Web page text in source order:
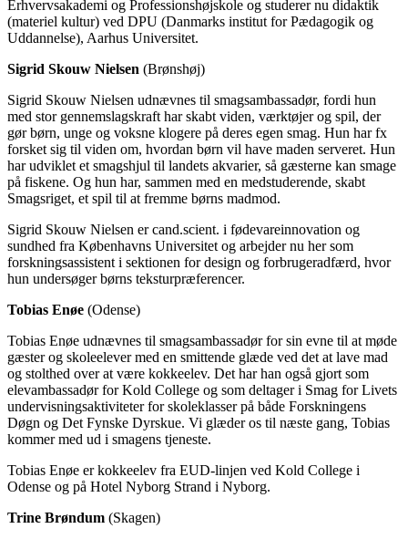
Erhvervsakademi og Professionshøjskole og studerer nu didaktik
(materiel kultur) ved DPU (Danmarks institut for Pædagogik og
Uddannelse), Aarhus Universitet.
Sigrid Skouw Nielsen (Brønshøj)
Sigrid Skouw Nielsen udnævnes til smagsambassadør, fordi hun
med stor gennemslagskraft har skabt viden, værktøjer og spil, der
gør børn, unge og voksne klogere på deres egen smag. Hun har fx
forsket sig til viden om, hvordan børn vil have maden serveret. Hun
har udviklet et smagshjul til landets akvarier, så gæsterne kan smage
på fiskene. Og hun har, sammen med en medstuderende, skabt
Smagsriget, et spil til at fremme børns madmod.
Sigrid Skouw Nielsen er cand.scient. i fødevareinnovation og
sundhed fra Københavns Universitet og arbejder nu her som
forskningsassistent i sektionen for design og forbrugeradfærd, hvor
hun undersøger børns teksturpræferencer.
Tobias Enøe (Odense)
Tobias Enøe udnævnes til smagsambassadør for sin evne til at møde
gæster og skoleelever med en smittende glæde ved det at lave mad
og stolthed over at være kokkeelev. Det har han også gjort som
elevambassadør for Kold College og som deltager i Smag for Livets
undervisningsaktiviteter for skoleklasser på både Forskningens
Døgn og Det Fynske Dyrskue. Vi glæder os til næste gang, Tobias
kommer med ud i smagens tjeneste.
Tobias Enøe er kokkeelev fra EUD-linjen ved Kold College i
Odense og på Hotel Nyborg Strand i Nyborg.
Trine Brøndum (Skagen)